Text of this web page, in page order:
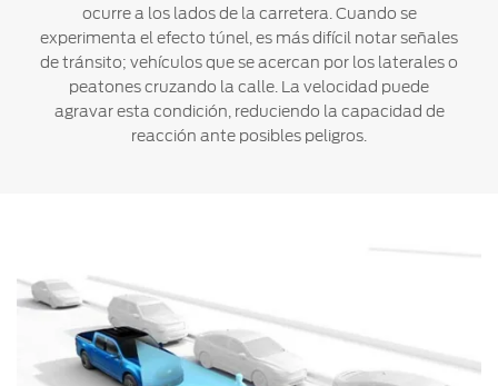
ocurre a los lados de la carretera. Cuando se
experimenta el efecto túnel, es más difícil notar señales
de tránsito; vehículos que se acercan por los laterales o
peatones cruzando la calle. La velocidad puede
agravar esta condición, reduciendo la capacidad de
reacción ante posibles peligros.